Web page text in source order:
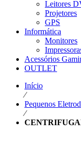
Leitores
Projetores
GPS
Informática
Monitores
Acessórios
OUTLET
Início
⁄
Pequenos
⁄